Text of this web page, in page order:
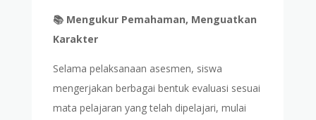
📚 Mengukur Pemahaman, Menguatkan
Karakter
Selama pelaksanaan asesmen, siswa
mengerjakan berbagai bentuk evaluasi sesuai
mata pelajaran yang telah dipelajari, mulai